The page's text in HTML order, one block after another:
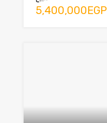
5,400,000EGP